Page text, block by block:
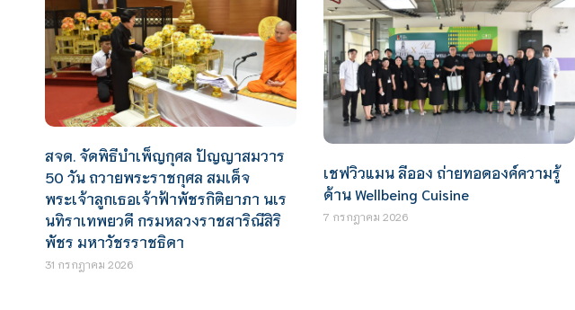
สจด. จัดพิธีบำเพ็ญกุศล ปัญญาสมวาร
50 วัน ถวายพระราชกุศล สมเด็จ
พระเจ้าลูกเธอเจ้าฟ้าพัชรกิติยาภา นเร
นทิราเทพยวดี กรมหลวงราชสาริณีสิริ
พัชร มหาวัชรราชธิดา
31 กรกฎาคม 2026
เชฟวิวแมน ลีออง ถ่ายทอดองค์ความรู้
ด้าน Wellbeing Cuisine
7 กรกฎาคม 2026